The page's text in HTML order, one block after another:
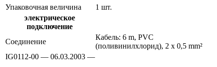
Упаковочная величина
1 шт.
электрическое
подключение
Соединение
Кабель: 6 m, PVC
(поливинилхлорид), 2 x 0,5 mm²
IG0112-00 — 06.03.2003 —